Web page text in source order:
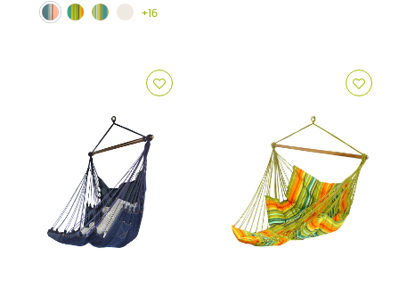
różowy (0356)
Kuna Yala (188)
lemon (204)ecru (209)+16